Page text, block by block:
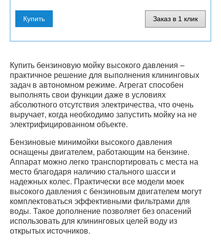
Купить Заказ в 1 клик
Купить бензиновую мойку высокого давления –
практичное решение для выполнения клининговых
задач в автономном режиме. Агрегат способен
выполнять свои функции даже в условиях
абсолютного отсутствия электричества, что очень
выручает, когда необходимо запустить мойку на не
электрифицированном объекте.
Бензиновые минимойки высокого давления
оснащены двигателем, работающим на бензине.
Аппарат можно легко транспортировать с места на
место благодаря наличию стального шасси и
надежных колес. Практически все модели моек
высокого давления с бензиновым двигателем могут
комплектоваться эффективными фильтрами для
воды. Такое дополнение позволяет без опасений
использовать для клининговых целей воду из
открытых источников.